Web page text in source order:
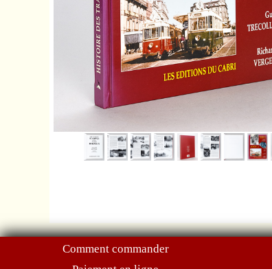
Comment commander